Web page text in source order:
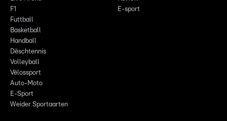
F1
Futtball
Basketball
Handball
Dëschtennis
Volleyball
Vëlossport
Auto-Moto
E-Sport
Weider Sportaarten
E-sport